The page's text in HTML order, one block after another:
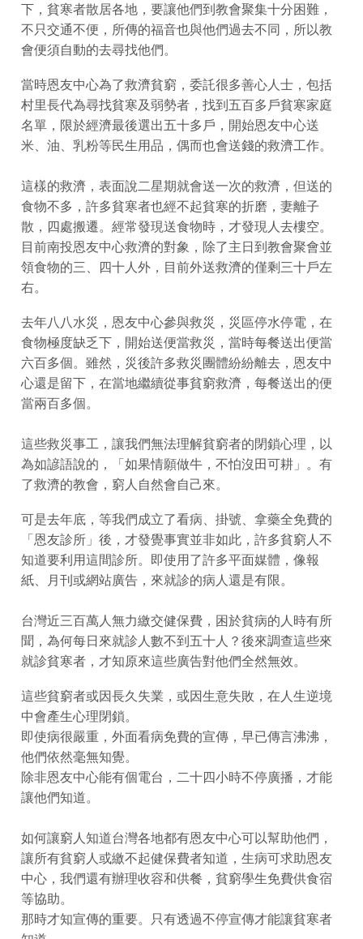
下，貧寒者散居各地，要讓他們到教會聚集十分困難，
不只交通不便，所傳的福音也與他們過去不同，所以教
會便須自動的去尋找他們。
當時恩友中心為了救濟貧窮，委託很多善心人士，包括
村里長代為尋找貧寒及弱勢者，找到五百多戶貧寒家庭
名單，限於經濟最後選出五十多戶，開始恩友中心送
米、油、乳粉等民生用品，偶而也會送錢的救濟工作。
這樣的救濟，表面說二星期就會送一次的救濟，但送的
食物不多，許多貧寒者也經不起貧寒的折磨，妻離子
散，四處搬遷。經常發現送食物時，才發現人去樓空。
目前南投恩友中心救濟的對象，除了主日到教會聚會並
領食物的三、四十人外，目前外送救濟的僅剩三十戶左
右。
去年八八水災，恩友中心參與救災，災區停水停電，在
食物極度缺乏下，開始送便當救災，當時每餐送出便當
六百多個。雖然，災後許多救災團體紛紛離去，恩友中
心還是留下，在當地繼續從事貧窮救濟，每餐送出的便
當兩百多個。
這些救災事工，讓我們無法理解貧窮者的閉鎖心理，以
為如諺語說的，「如果情願做牛，不怕沒田可耕」。有
了救濟的教會，窮人自然會自己來。
可是去年底，等我們成立了看病、掛號、拿藥全免費的
「恩友診所」後，才發覺事實並非如此，許多貧窮人不
知道要利用這間診所。即使用了許多平面媒體，像報
紙、月刊或網站廣告，來就診的病人還是有限。
台灣近三百萬人無力繳交健保費，困於貧病的人時有所
聞，為何每日來就診人數不到五十人？後來調查這些來
就診貧寒者，才知原來這些廣告對他們全然無效。
這些貧窮者或因長久失業，或因生意失敗，在人生逆境
中會產生心理閉鎖。
即使病很嚴重，外面看病免費的宣傳，早已傳言沸沸，
他們依然毫無知覺。
除非恩友中心能有個電台，二十四小時不停廣播，才能
讓他們知道。
如何讓窮人知道台灣各地都有恩友中心可以幫助他們，
讓所有貧窮人或繳不起健保費者知道，生病可求助恩友
中心，我們還有辦理收容和供餐，貧窮學生免費供食宿
等協助。
那時才知宣傳的重要。只有透過不停宣傳才能讓貧寒者